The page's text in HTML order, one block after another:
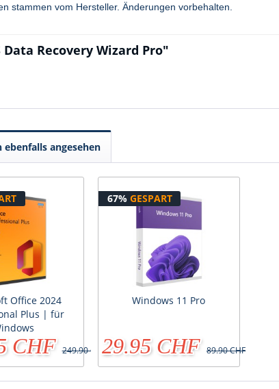
stammen vom Hersteller. Änderungen vorbehalten.
Recovery Wizard Pro"
ebenfalls angesehen
Office 2024
Plus | für
CHF 249.90 CHF
67% GESPART
Windows 11 Pro
29.95 CHF 89.90 CHF